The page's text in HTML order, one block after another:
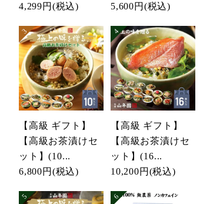
4,299円 (税込)
5,600円 (税込)
【高級 ギフト】
【高級お茶漬けセ
ット】(10...
6,800円 (税込)
【高級 ギフト】
【高級お茶漬けセ
ット】(16...
10,200円 (税込)